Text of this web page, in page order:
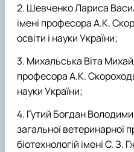
Шевченко Лариса
імені професора А.К.
освіти і науки України;
Михальська Віта
професора А.К.
науки України;
Гутий Богдан
загальної ветеринарної
біотехнологій імені С. З.